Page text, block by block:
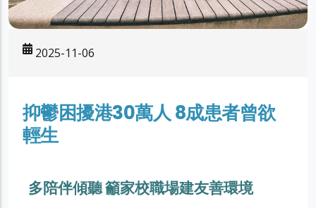
2025-11-06
抑鬱困擾港30萬人 8成患者曾欲
輕生
多陪伴傾聽 籲家校職場建友善環境